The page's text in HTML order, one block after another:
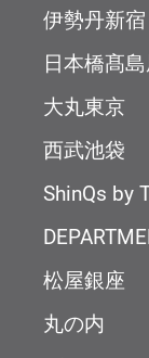
伊勢丹新宿
日本橋髙
大丸東京
西武池袋
ShinQs by
松屋銀座
丸の内